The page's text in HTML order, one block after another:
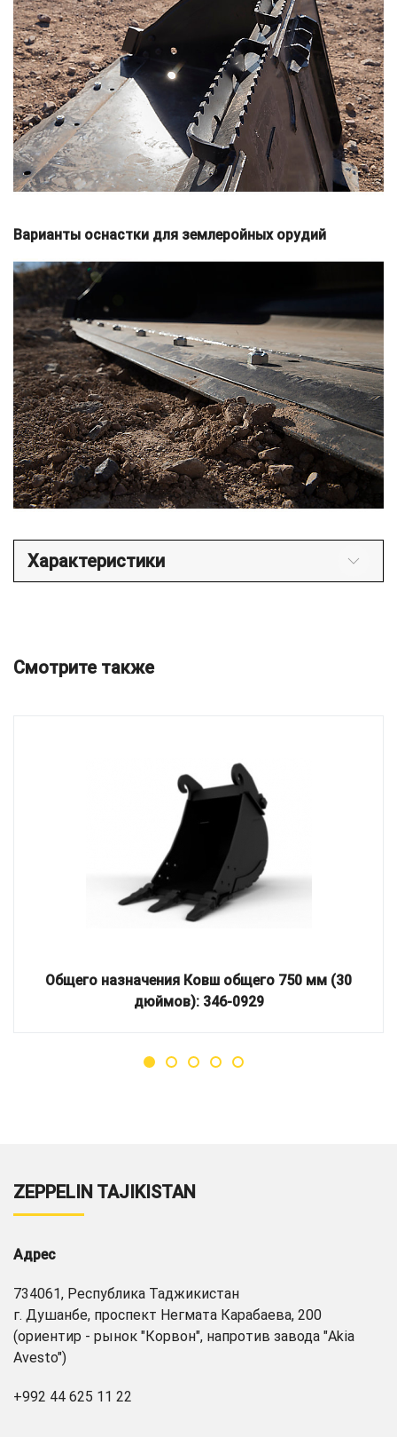
Варианты оснастки для землеройных орудий
Характеристики
Смотрите также
Общего назначения Ковш общего 750 мм (30
дюймов): 346-0929
ZEPPELIN TAJIKISTAN
Адрес
734061, Республика Таджикистан
г. Душанбе, проспект Негмата Карабаева, 200
(ориентир - рынок "Корвон", напротив завода "Akia
Avesto")
+992 44 625 11 22